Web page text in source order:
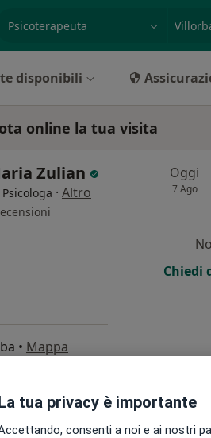
disponibili
online la tua visita
Zulian
· Altro
• Mappa
Oggi
7 Ago
Chiedi
tua privacy è importante
consenti a noi e ai nostri